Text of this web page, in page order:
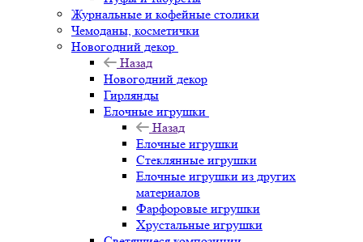
Журнальные и кофейные столики
Чемоданы, косметички
Новогодний декор
Назад
Новогодний декор
Гирлянды
Елочные игрушки
Назад
Елочные игрушки
Стеклянные игрушки
Елочные игрушки из других
материалов
Фарфоровые игрушки
Хрустальные игрушки